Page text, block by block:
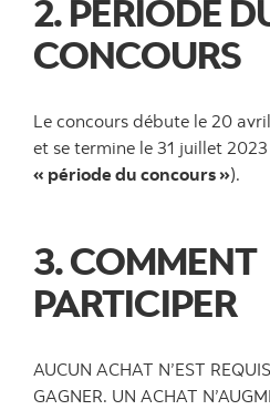
2. PÉRIODE
CONCOURS
Le concours débute le 20
et se termine le 31 juillet
« période du concours »).
3. COMMENT
PARTICIPER
AUCUN ACHAT N’EST
GAGNER. UN ACHAT